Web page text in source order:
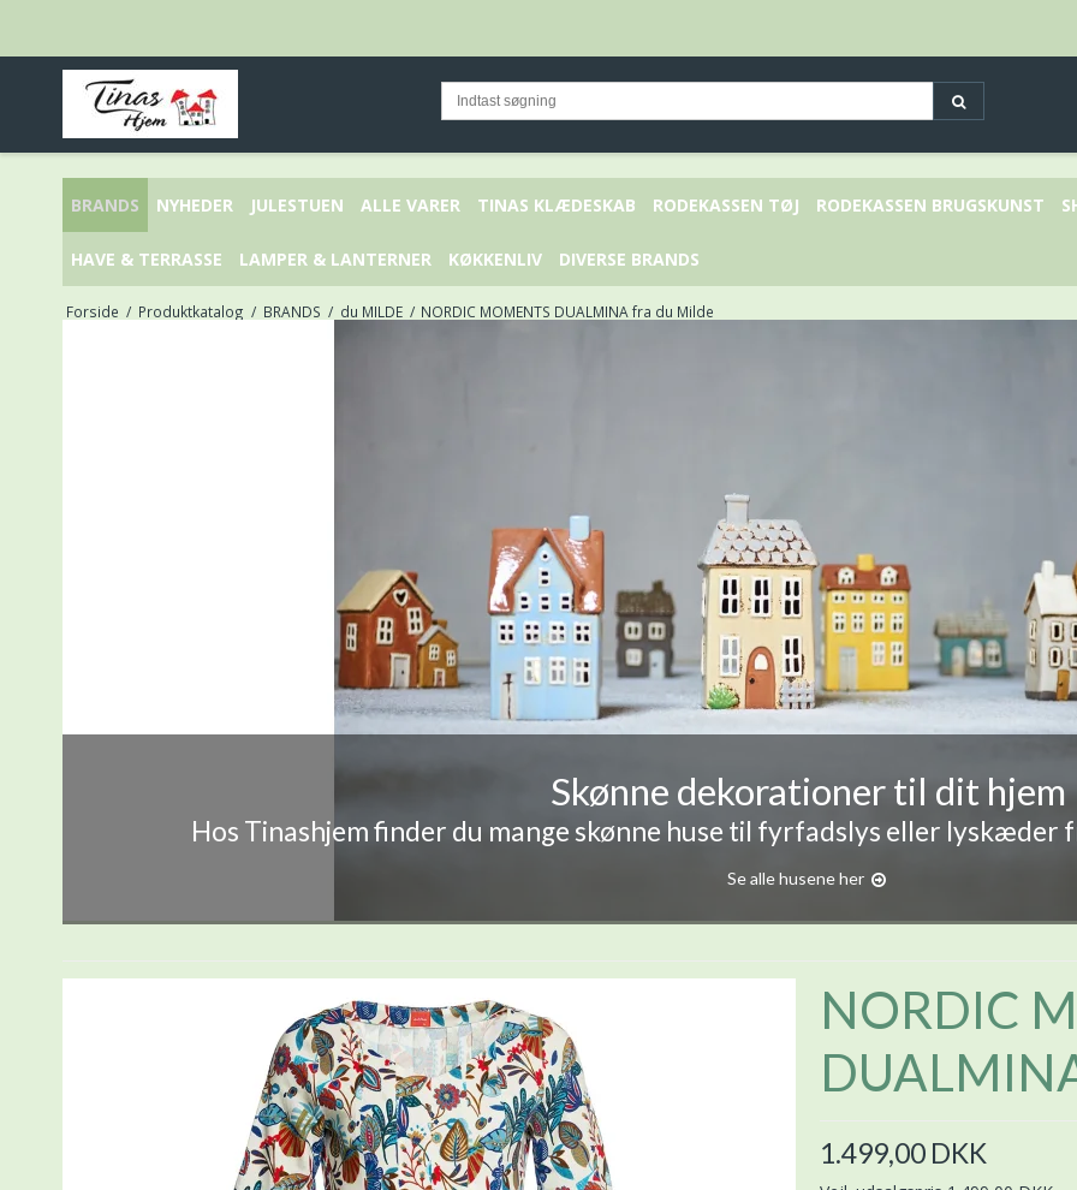
BRANDS NYHEDER JULESTUEN ALLE VARER TINAS KLÆDESKAB RODEKASSEN TØJ RODEKASSEN BRUGSKUNST
HAVE & TERRASSE LAMPER & LANTERNER KØKKENLIV DIVERSE BRANDS
Forside / Produktkatalog / BRANDS / du MILDE / NORDIC MOMENTS DUALMINA fra du Milde
Skønne dekorationer til dit hjem
Hos Tinashjem finder du mange skønne huse til fyrfadslys eller lyskæder
Se alle husene her
NORDIC
1.499,00 DKK